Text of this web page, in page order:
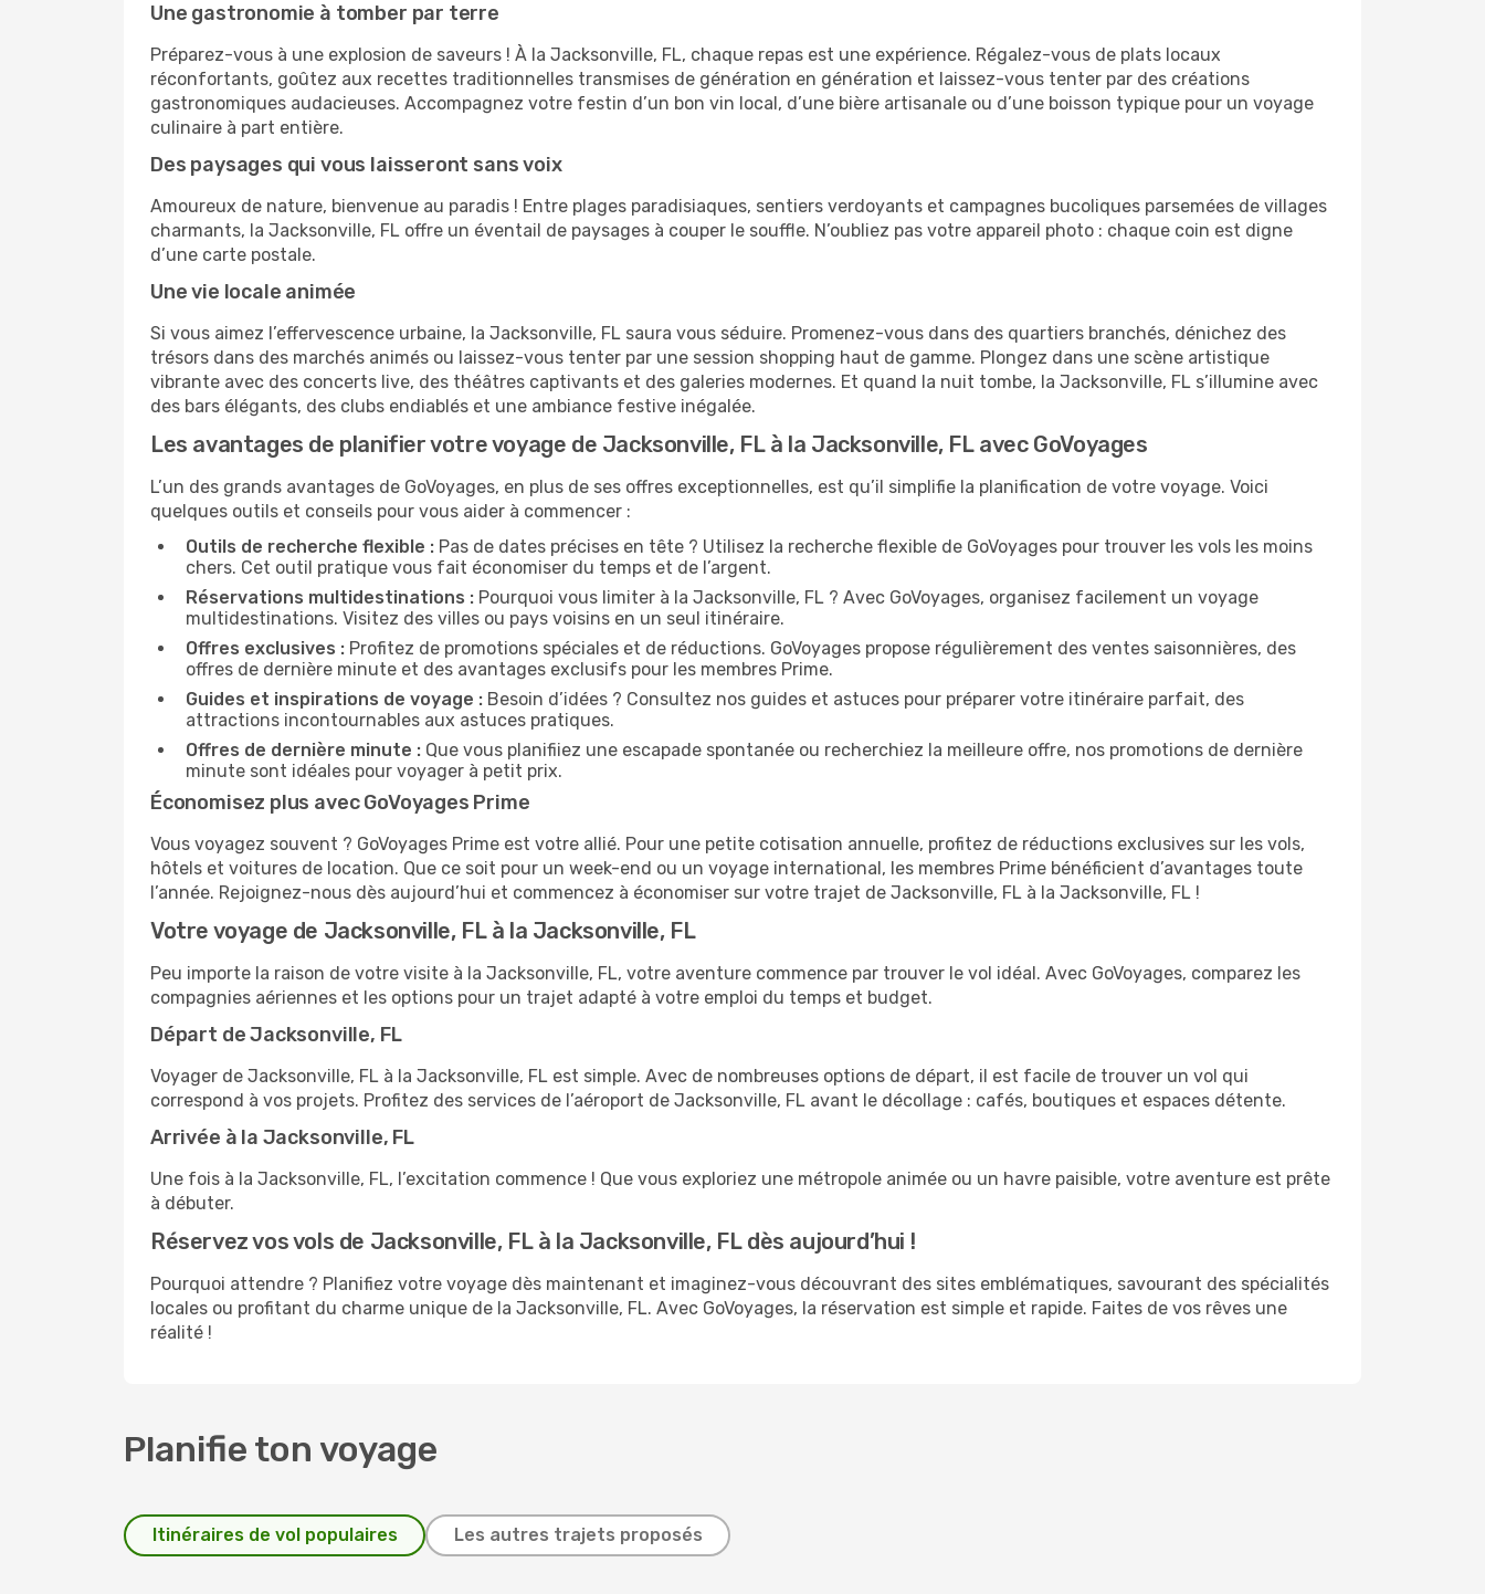
Une gastronomie à tomber par terre
Préparez-vous à une explosion de saveurs ! À la Jacksonville, FL, chaque repas est une expérience. Régalez-vous de plats locaux
réconfortants, goûtez aux recettes traditionnelles transmises de génération en génération et laissez-vous tenter par des créations
gastronomiques audacieuses. Accompagnez votre festin d’un bon vin local, d’une bière artisanale ou d’une boisson typique pour un voyage
culinaire à part entière.
Des paysages qui vous laisseront sans voix
Amoureux de nature, bienvenue au paradis ! Entre plages paradisiaques, sentiers verdoyants et campagnes bucoliques parsemées de villages
charmants, la Jacksonville, FL offre un éventail de paysages à couper le souffle. N’oubliez pas votre appareil photo : chaque coin est digne
d’une carte postale.
Une vie locale animée
Si vous aimez l’effervescence urbaine, la Jacksonville, FL saura vous séduire. Promenez-vous dans des quartiers branchés, dénichez des
trésors dans des marchés animés ou laissez-vous tenter par une session shopping haut de gamme. Plongez dans une scène artistique
vibrante avec des concerts live, des théâtres captivants et des galeries modernes. Et quand la nuit tombe, la Jacksonville, FL s’illumine avec
des bars élégants, des clubs endiablés et une ambiance festive inégalée.
Les avantages de planifier votre voyage de Jacksonville, FL à la Jacksonville, FL avec GoVoyages
L’un des grands avantages de GoVoyages, en plus de ses offres exceptionnelles, est qu’il simplifie la planification de votre voyage. Voici
quelques outils et conseils pour vous aider à commencer :
Outils de recherche flexible : Pas de dates précises en tête ? Utilisez la recherche flexible de GoVoyages pour trouver les vols les moins
chers. Cet outil pratique vous fait économiser du temps et de l’argent.
Réservations multidestinations : Pourquoi vous limiter à la Jacksonville, FL ? Avec GoVoyages, organisez facilement un voyage
multidestinations. Visitez des villes ou pays voisins en un seul itinéraire.
Offres exclusives : Profitez de promotions spéciales et de réductions. GoVoyages propose régulièrement des ventes saisonnières, des
offres de dernière minute et des avantages exclusifs pour les membres Prime.
Guides et inspirations de voyage : Besoin d’idées ? Consultez nos guides et astuces pour préparer votre itinéraire parfait, des
attractions incontournables aux astuces pratiques.
Offres de dernière minute : Que vous planifiiez une escapade spontanée ou recherchiez la meilleure offre, nos promotions de dernière
minute sont idéales pour voyager à petit prix.
Économisez plus avec GoVoyages Prime
Vous voyagez souvent ? GoVoyages Prime est votre allié. Pour une petite cotisation annuelle, profitez de réductions exclusives sur les vols,
hôtels et voitures de location. Que ce soit pour un week-end ou un voyage international, les membres Prime bénéficient d’avantages toute
l’année. Rejoignez-nous dès aujourd’hui et commencez à économiser sur votre trajet de Jacksonville, FL à la Jacksonville, FL !
Votre voyage de Jacksonville, FL à la Jacksonville, FL
Peu importe la raison de votre visite à la Jacksonville, FL, votre aventure commence par trouver le vol idéal. Avec GoVoyages, comparez les
compagnies aériennes et les options pour un trajet adapté à votre emploi du temps et budget.
Départ de Jacksonville, FL
Voyager de Jacksonville, FL à la Jacksonville, FL est simple. Avec de nombreuses options de départ, il est facile de trouver un vol qui
correspond à vos projets. Profitez des services de l’aéroport de Jacksonville, FL avant le décollage : cafés, boutiques et espaces détente.
Arrivée à la Jacksonville, FL
Une fois à la Jacksonville, FL, l’excitation commence ! Que vous exploriez une métropole animée ou un havre paisible, votre aventure est prête
à débuter.
Réservez vos vols de Jacksonville, FL à la Jacksonville, FL dès aujourd’hui !
Pourquoi attendre ? Planifiez votre voyage dès maintenant et imaginez-vous découvrant des sites emblématiques, savourant des spécialités
locales ou profitant du charme unique de la Jacksonville, FL. Avec GoVoyages, la réservation est simple et rapide. Faites de vos rêves une
réalité !
Planifie ton voyage
Itinéraires de vol populaires Les autres trajets proposés